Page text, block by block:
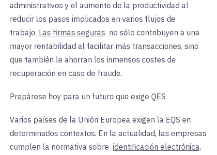
administrativos y el aumento de la productividad al
reducir los pasos implicados en varios flujos de
trabajo. Las firmas seguras no sólo contribuyen a una
mayor rentabilidad al facilitar más transacciones, sino
que también le ahorran los inmensos costes de
recuperación en caso de fraude.
Prepárese hoy para un futuro que exige QES
Varios países de la Unión Europea exigen la EQS en
determinados contextos. En la actualidad, las empresas
cumplen la normativa sobre identificación electrónica,